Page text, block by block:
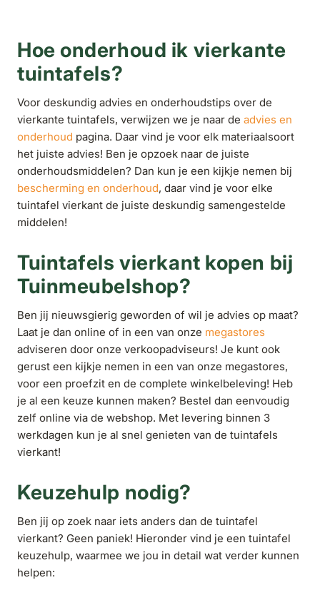
Hoe onderhoud ik vierkante
tuintafels?
Voor deskundig advies en onderhoudstips over de
vierkante tuintafels, verwijzen we je naar de advies en
onderhoud pagina. Daar vind je voor elk materiaalsoort
het juiste advies! Ben je opzoek naar de juiste
onderhoudsmiddelen? Dan kun je een kijkje nemen bij
bescherming en onderhoud, daar vind je voor elke
tuintafel vierkant de juiste deskundig samengestelde
middelen!
Tuintafels vierkant kopen bij
Tuinmeubelshop?
Ben jij nieuwsgierig geworden of wil je advies op maat?
Laat je dan online of in een van onze megastores
adviseren door onze verkoopadviseurs! Je kunt ook
gerust een kijkje nemen in een van onze megastores,
voor een proefzit en de complete winkelbeleving! Heb
je al een keuze kunnen maken? Bestel dan eenvoudig
zelf online via de webshop. Met levering binnen 3
werkdagen kun je al snel genieten van de tuintafels
vierkant!
Keuzehulp nodig?
Ben jij op zoek naar iets anders dan de tuintafel
vierkant? Geen paniek! Hieronder vind je een tuintafel
keuzehulp, waarmee we jou in detail wat verder kunnen
helpen: